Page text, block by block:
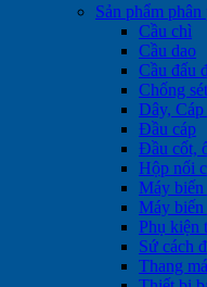
Sản phẩm phân
Cầu chì
Cầu dao
Cầu đấu
Chống
Dây, Cáp
Đầu cáp
Đầu cốt,
Hộp nối
Máy biến
Máy biến
Phụ kiện
Sứ cách
Thang